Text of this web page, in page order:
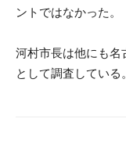
ントではなかった。
河村市長は他にも名
として調査してい